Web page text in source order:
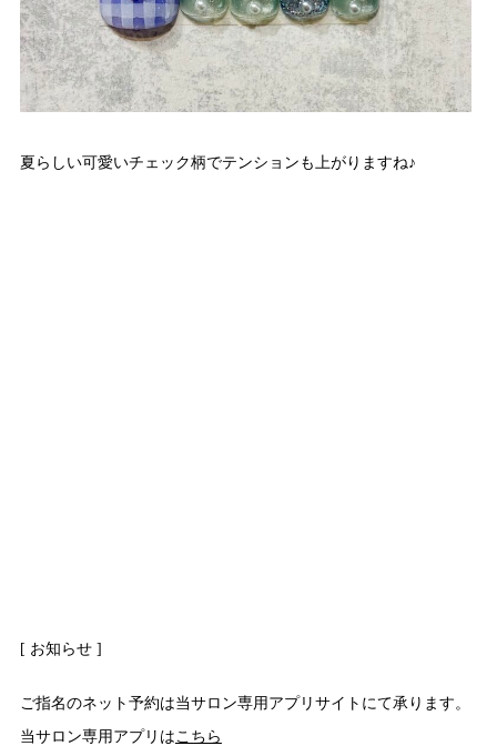
夏らしい可愛いチェック柄でテンションも上がりますね♪
[ お知らせ ]
ご指名のネット予約は当サロン専用アプリサイトにて承ります。
当サロン専用アプリはこちら